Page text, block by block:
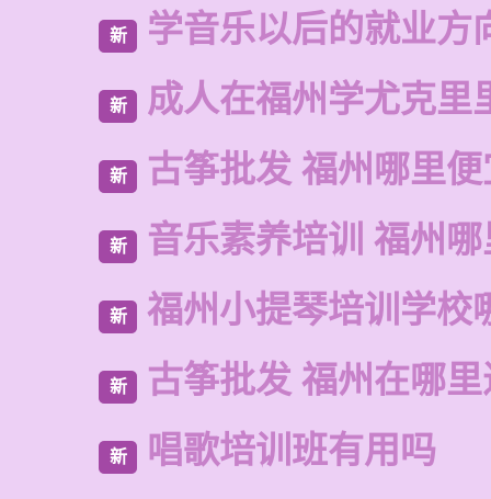
新 学音乐以后的就业方
新 成人在福州学尤克里
新 古筝批发 福州哪里
新 音乐素养培训 福州
新 福州小提琴培训学校
新 古筝批发 福州在哪
新 唱歌培训班有用吗